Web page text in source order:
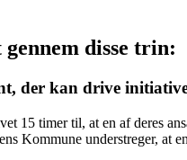
disse trin:
der kan drive
15 timer til, at en af deres
Kommune understreger, at